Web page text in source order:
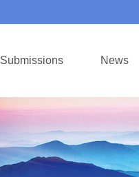
Submissions News